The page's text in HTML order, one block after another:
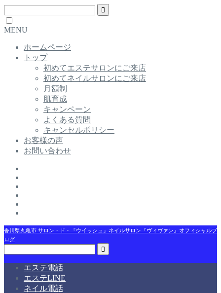
MENU
ホームページ
トップ
初めてエステサロンにご来店
初めてネイルサロンにご来店
月額制
肌育成
キャンペーン
よくある質問
キャンセルポリシー
お客様の声
お問い合わせ
香川県丸亀市 サロン・ド・『ウイッシュ』ネイルサロン『ヴィヴァン』オフィシャルブ
ログ
エステ電話
エステLINE
ネイル電話